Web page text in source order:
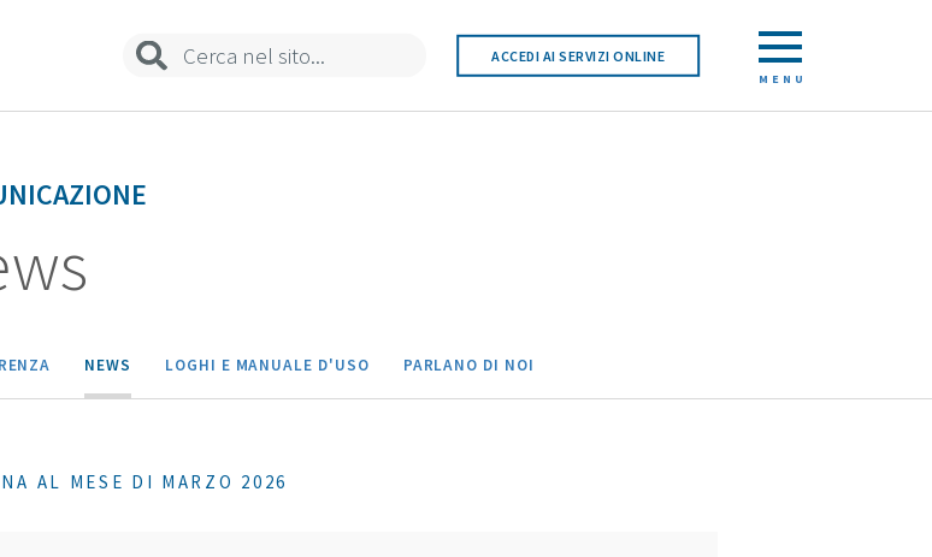
ACCEDI AI SERVIZI ONLINE
MENU
NEWS LOGHI E MANUALE D'USO PARLANO DI NOI
AL MESE DI MARZO 2026